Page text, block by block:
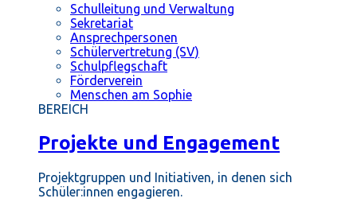
Schulleitung und Verwaltung
Sekretariat
Ansprechpersonen
Schülervertretung (SV)
Schulpflegschaft
Förderverein
Menschen am Sophie
BEREICH
Projekte und Engagement
Projektgruppen und Initiativen, in denen sich
Schüler:innen engagieren.